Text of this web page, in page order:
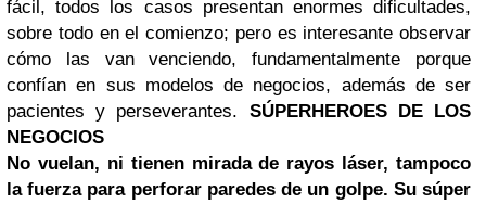
fácil, todos los casos presentan enormes dificultades,
sobre todo en el comienzo; pero es interesante observar
cómo las van venciendo, fundamentalmente porque
confían en sus modelos de negocios, además de ser
pacientes y perseverantes. SÚPERHEROES DE LOS
NEGOCIOS
No vuelan, ni tienen mirada de rayos láser, tampoco
la fuerza para perforar paredes de un golpe. Su súper